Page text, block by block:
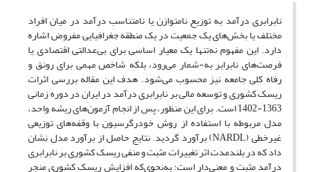
نابرابری درآمد به توزیع نامتوازن یا نامتناسب درآمد در میان افراد
مختلف یا بخش‌های یک جمعیت در یک منطقه جغرافیایی مفروض اشاره
دارد. این مفهوم نه‌تنها یک معیار اساسی برای بی‌عدالتی اقتصادی یا
فرصت‌های نابرابر به-شمار می‌رود، بلکه شاخص مهمی برای رونق و
رفاه کلی جامعه نیز محسوب می‌شود. هدف این مقاله بررسی اثرات
ریسک کشوری و توسعه مالی بر نابرابری درآمد در ایران در دوره زمانی
1363-1402 است. برای این‌ منظور، پس از انجام آزمون‌های ریشه واحد،
مدل مربوطه با استفاده از روش خودرگرسیون با وقفه‌های توزیعی
غیرخطی (NARDL) برآورد گردید. نتایج حاصل از برآورد مدل نشان
داد که در بلندمدت اثر تغییرات مثبت و منفی ریسک کشوری بر نابرابری
درآمد مثبت و معنی‌دار است؛ به‌نحوی‌که افزایش ریسک کشوری منجر